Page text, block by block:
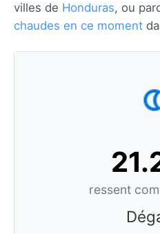
villes de Honduras, ou
chaudes en ce moment
ressent